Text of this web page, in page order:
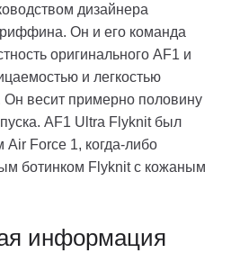
дизайнера
Он и его команда
оригинального AF1 и
и легкостью
Он весит примерно половину
AF1 Ultra Flyknit был
Force 1, когда-либо
ботинком Flyknit с кожаным
информация